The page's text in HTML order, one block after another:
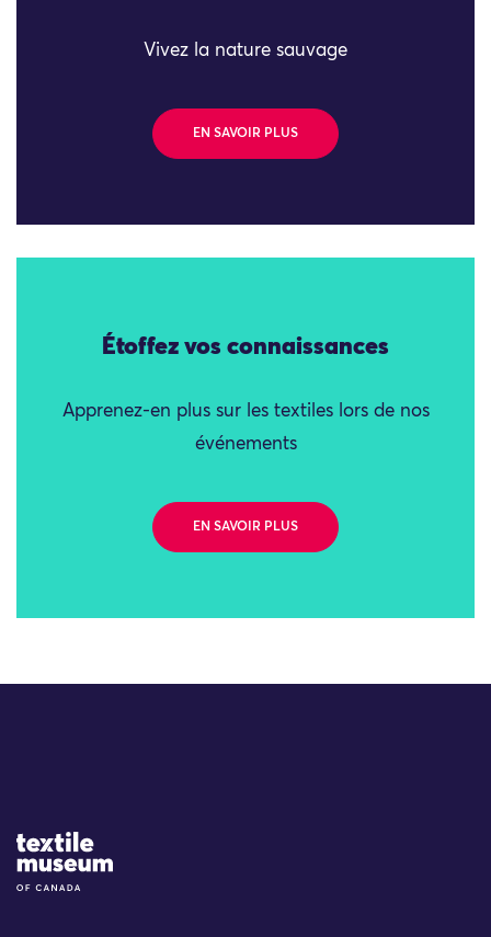
Vivez la nature sauvage
EN SAVOIR PLUS
Étoffez vos connaissances
Apprenez-en plus sur les textiles lors de nos
événements
EN SAVOIR PLUS
Site Logo